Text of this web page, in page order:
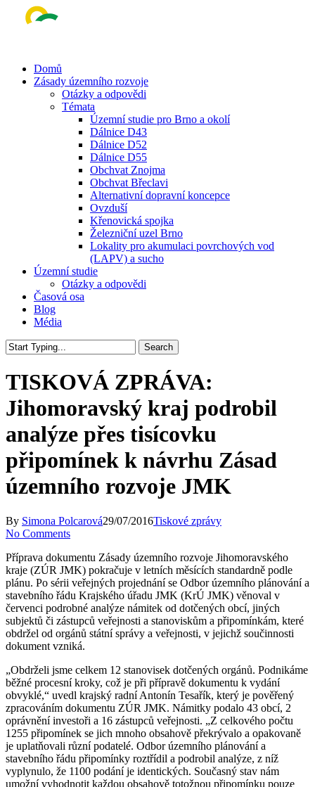
Menu
Domů
Zásady územního rozvoje
Otázky a odpovědi
Témata
Územní studie pro Brno a okolí
Dálnice D43
Dálnice D52
Dálnice D55
Obchvat Znojma
Obchvat Břeclavi
Alternativní dopravní koncepce
Ovzduší
Křenovická spojka
Železniční uzel Brno
Lokality pro akumulaci povrchových vod
(LAPV) a sucho
Územní studie
Otázky a odpovědi
Časová osa
Blog
Média
Search
Search
TISKOVÁ ZPRÁVA:
Jihomoravský kraj podrobil
analýze přes tisícovku
připomínek k návrhu Zásad
územního rozvoje JMK
By Simona Polcarová29/07/2016Tiskové zprávy
No Comments
Příprava dokumentu Zásady územního rozvoje Jihomoravského
kraje (ZÚR JMK) pokračuje v letních měsících standardně podle
plánu. Po sérii veřejných projednání se Odbor územního plánování a
stavebního řádu Krajského úřadu JMK (KrÚ JMK) věnoval v
červenci podrobné analýze námitek od dotčených obcí, jiných
subjektů či zástupců veřejnosti a stanoviskům a připomínkám, které
obdržel od orgánů státní správy a veřejnosti, v jejichž součinnosti
dokument vzniká.
„Obdrželi jsme celkem 12 stanovisek dotčených orgánů. Podnikáme
běžné procesní kroky, což je při přípravě dokumentu k vydání
obvyklé,“ uvedl krajský radní Antonín Tesařík, který je pověřený
zpracováním dokumentu ZÚR JMK. Námitky podalo 43 obcí, 2
oprávnění investoři a 16 zástupců veřejnosti. „Z celkového počtu
1255 připomínek se jich mnoho obsahově překrývalo a opakovaně
je uplatňovali různí podatelé. Odbor územního plánování a
stavebního řádu připomínky roztřídil a podrobil analýze, z níž
vyplynulo, že 1100 podání je identických. Současný stav nám
umožní vyhodnotit každou obsahově totožnou připomínku pouze